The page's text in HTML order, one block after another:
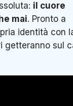
il cuore
mai. Pronto a
identità con
getteranno sul